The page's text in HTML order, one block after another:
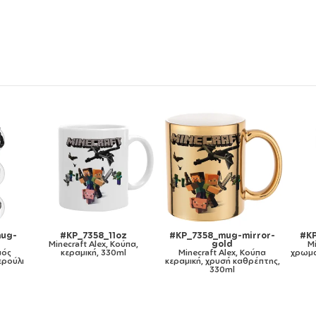
#KP_7358_11ozcBLACK
Minecraft Alex, Κούπα
χρωματιστή μαύρη, κεραμική,
330ml
#KP_7358_metaldouble
Minecraft Alex, Κούπα
Ανοξείδωτη διπλού
τοιχώματος 300ml